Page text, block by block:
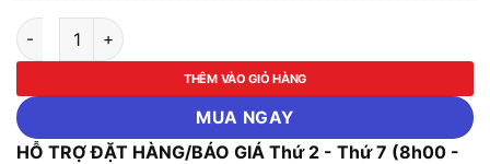
Panme đo ngoài Mitutoyo 104-146A (700-800mm) số lượng
THÊM VÀO GIỎ HÀNG
MUA NGAY
HỖ TRỢ ĐẶT HÀNG/BÁO GIÁ Thứ 2 - Thứ 7 (8h00 -